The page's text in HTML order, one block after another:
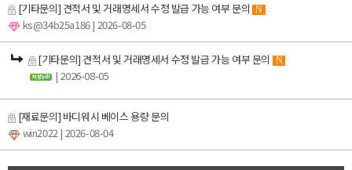
[기타문의] 견적서 및 거래명세서 수정 발급 가능 여부 문의 N
ks@34b25a186| 2026-08-05
[기타문의] 견적서 및 거래명세서 수정 발급 가능 여부 문의 N
| 2026-08-05
[재료문의] 바디워시 베이스 용량 문의
win2022| 2026-08-04